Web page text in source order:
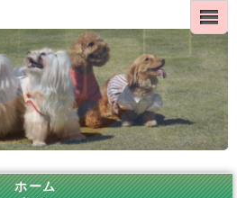
ホーム